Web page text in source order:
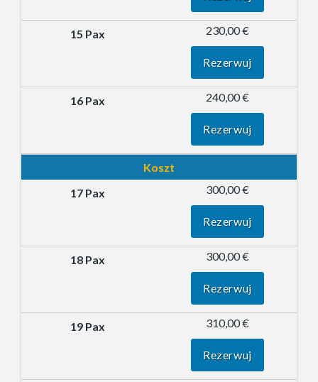
230,00 €
Rezerwuj
240,00 €
Rezerwuj
Koszt
300,00 €
Rezerwuj
300,00 €
Rezerwuj
310,00 €
Rezerwuj